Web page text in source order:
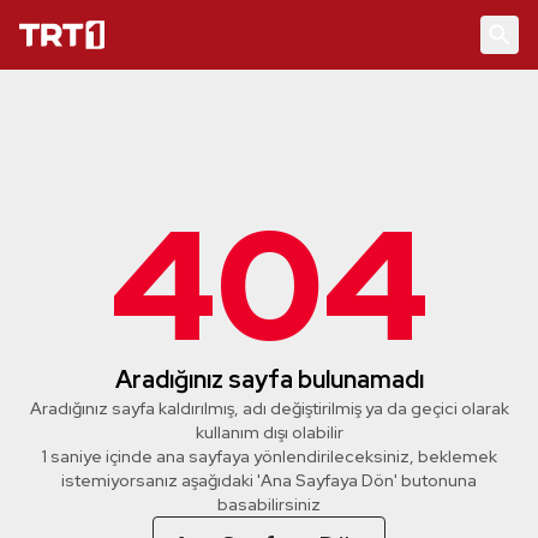
404
Aradığınız sayfa bulunamadı
Aradığınız sayfa kaldırılmış, adı değiştirilmiş ya da geçici olarak
kullanım dışı olabilir
1 saniye içinde ana sayfaya yönlendirileceksiniz, beklemek
istemiyorsanız aşağıdaki 'Ana Sayfaya Dön' butonuna
basabilirsiniz